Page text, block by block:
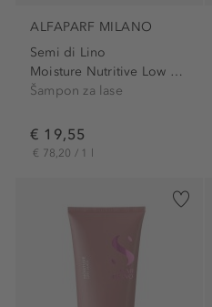
ALFAPARF MILANO
Semi di Lino
Moisture Nutritive Low Shampoo
Šampon za lase
€ 19,55
€ 78,20 / 1 l